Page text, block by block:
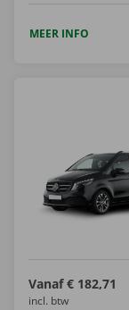
MEER INFO
Vanaf € 182,71
incl. btw